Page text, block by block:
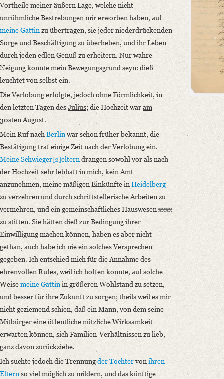
Editors
Bamberg, Claudia
Varwig, Olivia
Vortheile meiner äußern Lage, welche nicht
unrühmliche Bestrebungen mir erworben haben, auf
meine Gattin zu übertragen, sie jeder niederdrückenden
Sorge und Beschäftigung zu überheben, und ihr Leben
durch jeden edlen Genuß zu erheitern. Nur wahre
Neigung konnte mein Bewegungsgrund seyn: dieß
leuchtet von selbst ein.
Die Verlobung erfolgte, jedoch ohne Förmlichkeit, in
den letzten Tagen desJulius; die Hochzeit waram
30sten August.
Mein Ruf nach Berlinwar schon früher bekannt, die
Bestätigung traf einige Zeit nach der Verlobung ein.
Meine Schwieger[2]elterndrangen sowohl vor als nach
der Hochzeit sehr lebhaft in mich, kein Amt
anzunehmen, meine mäßigen Einkünfte inHeidelberg
zu verzehren und durch schriftstellerische Arbeiten zu
vermehren, und ein gemeinschaftliches Hauswesenxxxx
zu stiften. Sie hätten dieß zur Bedingung ihrer
Einwilligung machen können, haben es aber nicht
gethan, auch habe ich nie ein solches Versprechen
gegeben. Ich entschied mich für die Annahme des
ehrenvollen Rufes, weil ich hoffen konnte, auf solche
Weisemeine Gattinin größeren Wohlstand zu setzen,
und besser für ihre Zukunft zu sorgen; theils weil es mir
nicht geziemend schien, daß ein Mann, von dem seine
Mitbürger eine öffentliche nützliche Wirksamkeit
erwarten können, sich Familien-Verhältnissen zu lieb,
ganz davon zurückziehe.
Ich suchte jedoch die Trennungder Tochtervonihren
Elternso viel möglich zu mildern, und das künftige